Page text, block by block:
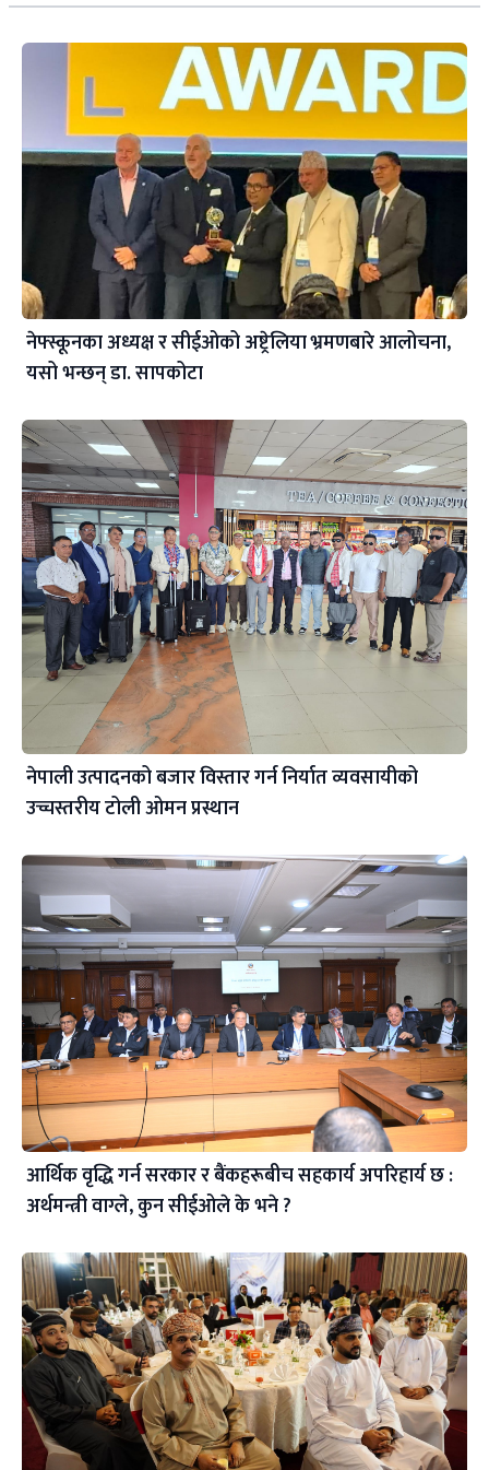
नेफ्स्कूनका अध्यक्ष र सीईओको अष्ट्रेलिया भ्रमणबारे आलोचना,
यसो भन्छन् डा‍. सापकोटा
नेपाली उत्पादनको बजार विस्तार गर्न निर्यात व्यवसायीको
उच्चस्तरीय टोली ओमन प्रस्थान
आर्थिक वृद्धि गर्न सरकार र बैंकहरूबीच सहकार्य अपरिहार्य छ :
अर्थमन्त्री वाग्ले, कुन सीईओले के भने ?